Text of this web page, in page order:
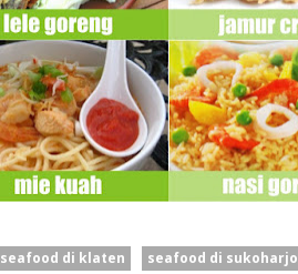
seafood di klaten seafood di sukoharjo